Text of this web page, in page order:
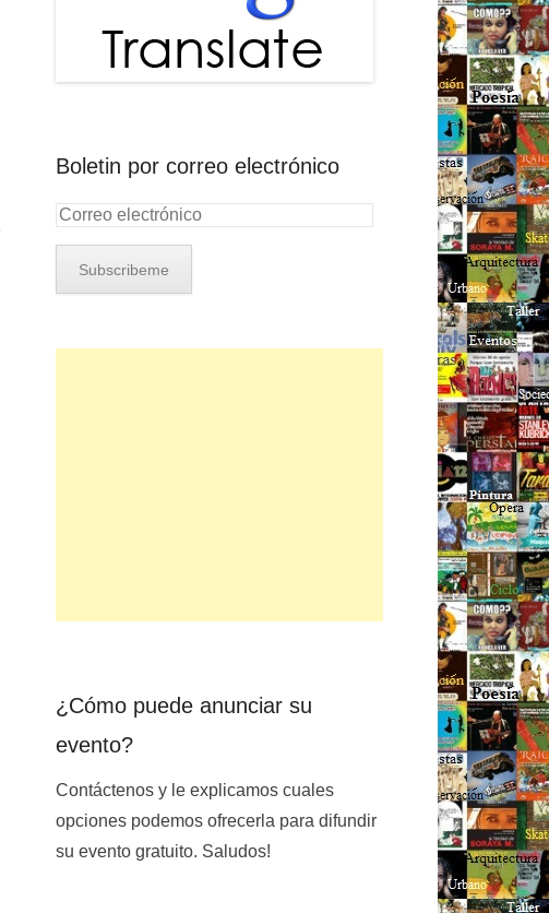
Boletin por correo electrónico
¿Cómo puede anunciar su
evento?
Contáctenos y le explicamos cuales
opciones podemos ofrecerla para difundir
su evento gratuito. Saludos!